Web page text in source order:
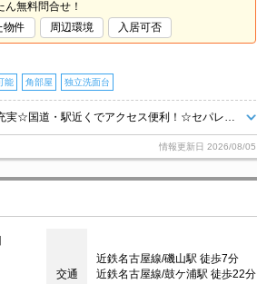
無料問合せ！
物件 周辺環境 入居可否
能 角部屋 独立洗面台
情報更新日 2026/08/05
交通
近鉄名古屋線/磯山駅 徒歩7分
近鉄名古屋線/鼓ケ浦駅 徒歩22分